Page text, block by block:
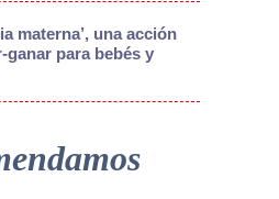
materna’, una acción
ganar para bebés y